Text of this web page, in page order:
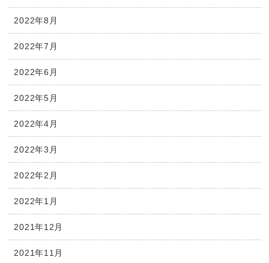
2022年8月
2022年7月
2022年6月
2022年5月
2022年4月
2022年3月
2022年2月
2022年1月
2021年12月
2021年11月